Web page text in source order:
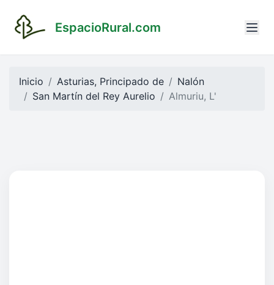
EspacioRural.com
Inicio Asturias, Principado de
Nalón
San Martín del Rey Aurelio
Almuriu, L'